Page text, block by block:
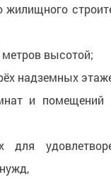
жилищного
высотой;
надземных
и помещений
для